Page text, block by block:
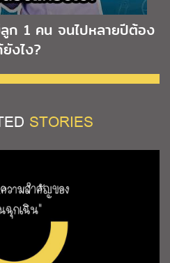
ก 1 คน จนไปหลายปีต้อง
งไง?
STORIES